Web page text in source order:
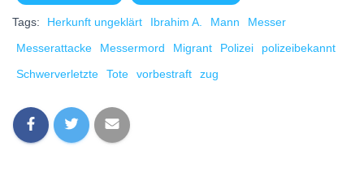
Tags: Herkunft ungeklärt Ibrahim A. Mann
Messer
Messerattacke
Messermord Migrant Polizei
polizeibekannt
Schwerverletzte
Tote vorbestraft zug